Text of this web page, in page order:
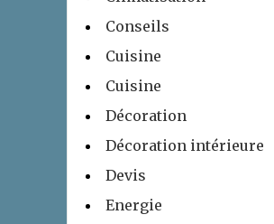
Conseils
Cuisine
Cuisine
Décoration
Décoration intérieure
Devis
Energie